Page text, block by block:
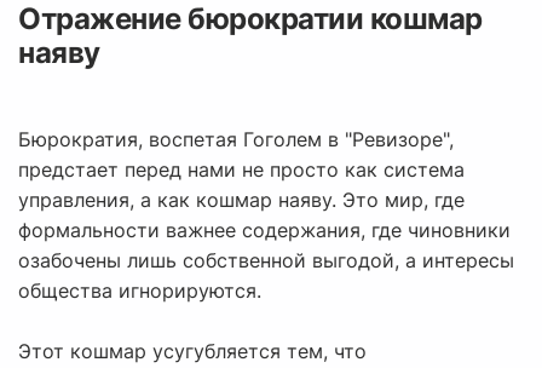
Отражение бюрократии кошмар
наяву
Бюрократия, воспетая Гоголем в "Ревизоре",
предстает перед нами не просто как система
управления, а как кошмар наяву. Это мир, где
формальности важнее содержания, где чиновники
озабочены лишь собственной выгодой, а интересы
общества игнорируются.
Этот кошмар усугубляется тем, что